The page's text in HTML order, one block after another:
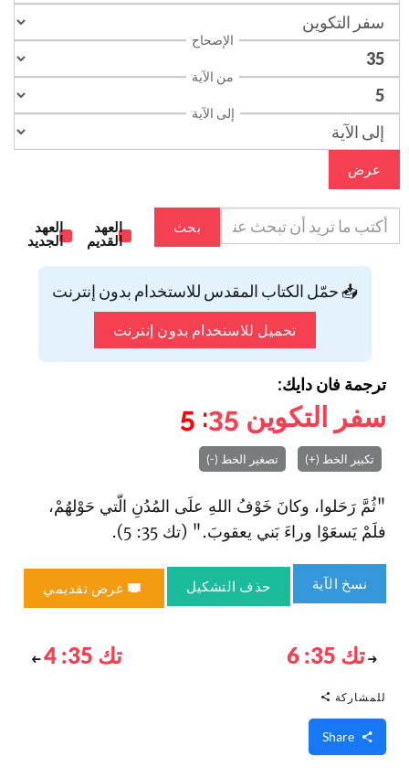
الإصحاح
من الآية
إلى الآية
عرض
بحث
العهد
القديم
العهد
الجديد
📥 حمّل الكتاب المقدس للاستخدام بدون إنترنت
تحميل للاستخدام بدون إنترنت
ترجمة فان دايك:
سفر التكوين 35
: 5
تكبير الخط (+) تصغير الخط (-)
"ثُمَّ رَحَلوا، وكانَ خَوْفُ اللهِ علَى المُدُنِ الّتي حَوْلهُمْ،
فلَمْ يَسعَوْا وراءَ بَني يعقوبَ." (تك 35: 5).
نسخ الآية حذف التشكيل عرض تقديمي
تك 35: 6 تك 35: 4
للمشاركة